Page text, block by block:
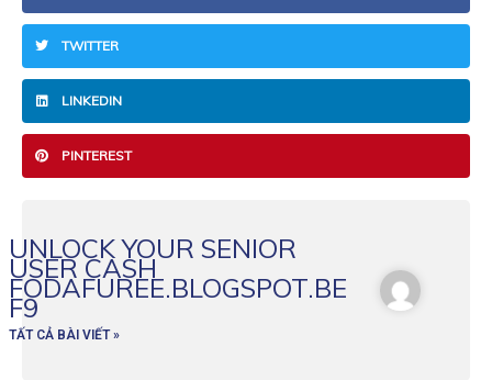
TWITTER
LINKEDIN
PINTEREST
UNLOCK YOUR SENIOR
USER CASH
FODAFUREE.BLOGSPOT.BE
F9
TẤT CẢ BÀI VIẾT »